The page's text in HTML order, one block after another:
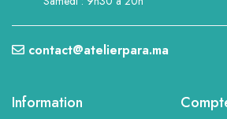
contact@atelierpara.ma
Information